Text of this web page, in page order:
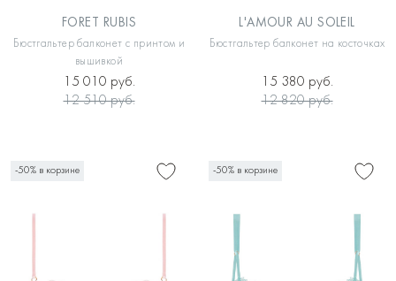
FORET RUBIS
Бюстгальтер балконет с принтом и
вышивкой
15 010 руб.
12 510 руб.
L'AMOUR AU SOLEIL
Бюстгальтер балконет на косточках
15 380 руб.
12 820 руб.
-50% в корзине -50% в корзине